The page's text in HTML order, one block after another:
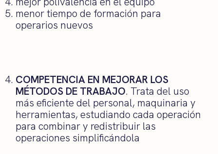
menor tiempo de formación para
operarios nuevos
COMPETENCIA EN MEJORAR LOS
MÉTODOS DE TRABAJO. Trata del uso
más eficiente del personal, maquinaria y
herramientas, estudiando cada operación
para combinar y redistribuir las
operaciones simplificándola